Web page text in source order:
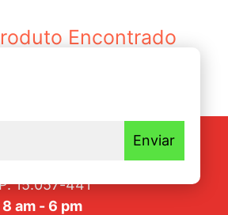
Encontrado
Enviar
2570/2580 - Jardim
15.057-441
am - 6 pm